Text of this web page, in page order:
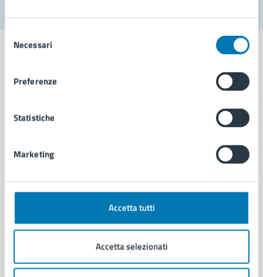
delNecessari
Preferenze
Statistiche
Marketing
Accetta tutti
Accetta selezionati
Aree amministrative
Organi di governo
Uffici
Personale amministrativo
Intranet, posta aziendale e protocollo